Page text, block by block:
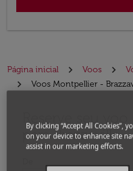
Página inicial Voos
Voos Montpellier -
Reserve seu
para Brazzaville
By clicking “Accept All Cookies”,
on your device to enhance site
assist in our marketing efforts.